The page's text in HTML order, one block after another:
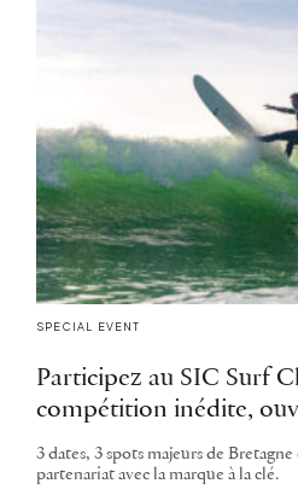
SPECIAL EVENT
Participez au SIC Surf
compétition inédite,
3 dates, 3 spots majeurs de
partenariat avec la marque à la clé.